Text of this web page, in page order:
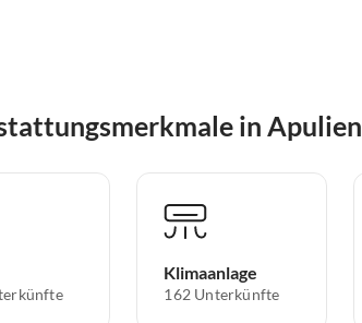
in Apulien
Klimaanlage
162 Unterkünfte